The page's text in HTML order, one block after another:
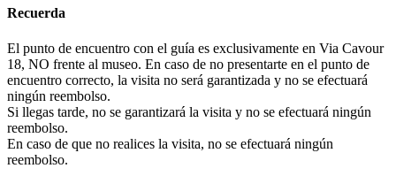
Recuerda
El punto de encuentro con el guía es exclusivamente en Via Cavour
18, NO frente al museo. En caso de no presentarte en el punto de
encuentro correcto, la visita no será garantizada y no se efectuará
ningún reembolso.
Si llegas tarde, no se garantizará la visita y no se efectuará ningún
reembolso.
En caso de que no realices la visita, no se efectuará ningún
reembolso.